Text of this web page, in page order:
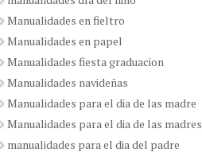
Manualidades en fieltro
Manualidades en papel
Manualidades fiesta graduacion
Manualidades navideñas
Manualidades para el dia de las madre
Manualidades para el dia de las madres
manualidades para el dia del padre